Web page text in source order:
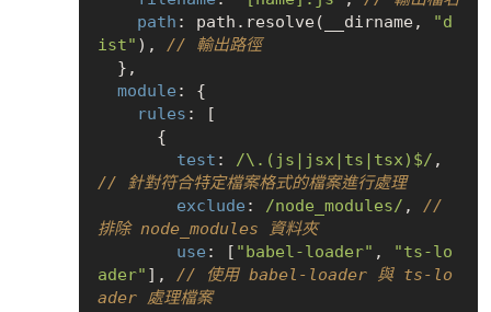
path : path.resolve(__dirname,
"d
ist" ), // 輸出路徑
module : {
rules : [
test : /\.(js|jsx|ts|tsx)$/
// 針對符合特定檔案格式的檔案進行處理
exclude : /node_modules/ , //
排除 node_modules 資料夾
use : [ "babel-loader" ,
"ts-lo
ader" ], // 使用 babel-loader 與 ts-lo
ader 處理檔案